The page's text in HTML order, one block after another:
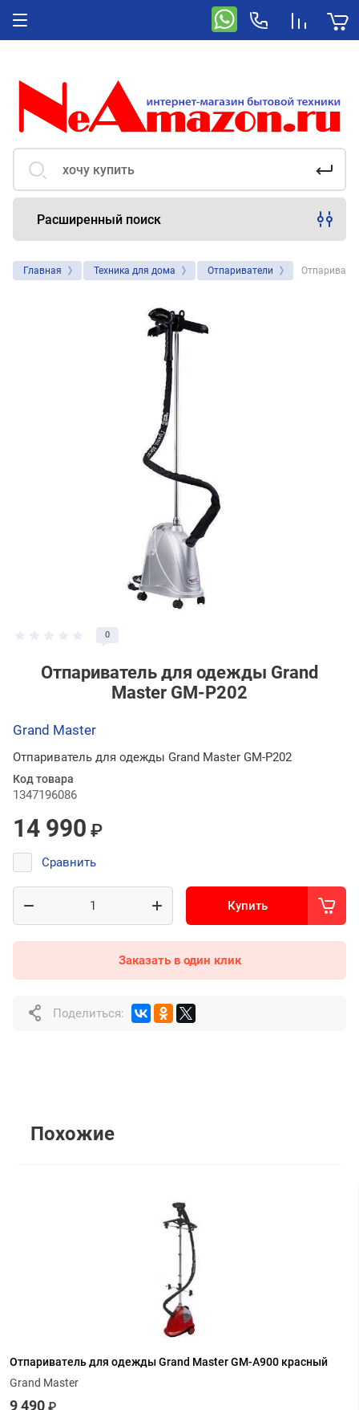
Расширенный поиск
Главная Техника для дома Отпариватели
0
Отпариватель для одежды Grand
Master GM-P202
Grand Master
Отпариватель для одежды Grand Master GM-P202
Код товара
1347196086
14 990 ₽
Сравнить
Купить
Заказать в один клик
Поделиться:
Похожие
Отпариватель для одежды Grand Master GM-A900 красный
Grand Master
9 490 ₽